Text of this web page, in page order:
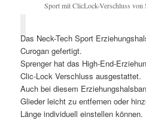
Sport mit ClicLock-Verschluss von
Das Neck-Tech Sport
Curogan gefertigt.
Sprenger hat das High-End-
Clic-Lock Verschluss ausgestattet.
Auch bei diesem
Glieder leicht zu entfernen oder
Länge individuell einstellen können.